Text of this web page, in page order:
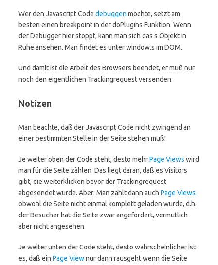
Wer den Javascript Code debuggen möchte, setzt am
besten einen breakpoint in der doPlugins Funktion. Wenn
der Debugger hier stoppt, kann man sich das s Objekt in
Ruhe ansehen. Man findet es unter window.s im DOM.
Und damit ist die Arbeit des Browsers beendet, er muß nur
noch den eigentlichen Trackingrequest versenden.
Notizen
Man beachte, daß der Javascript Code nicht zwingend an
einer bestimmten Stelle in der Seite stehen muß!
Je weiter oben der Code steht, desto mehrPage Views wird
man für die Seite zählen. Das liegt daran, daß es Visitors
gibt, die weiterklicken bevor der Trackingrequest
abgesendet wurde. Aber: Man zählt dann auch Page Views
obwohl die Seite nicht einmal komplett geladen wurde, d.h.
der Besucher hat die Seite zwar angefordert, vermutlich
aber nicht angesehen.
Je weiter unten der Code steht, desto wahrscheinlicher ist
es, daß ein Page Viewnur dann rausgeht wenn die Seite